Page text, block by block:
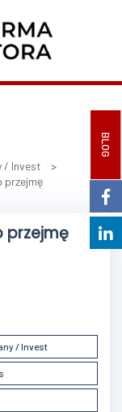
BLOG
/ Invest >
przejmę
przejmę
/ Invest